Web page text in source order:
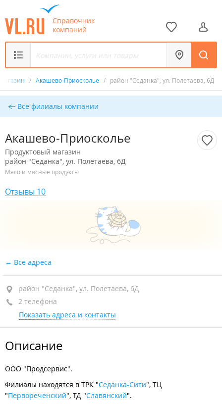
Справочник
компаний
/ Акашево-Приосколье / район "Седанка", ул. Полетаева, 6Д
Все филиалы компании
Акашево-Приосколье
Продуктовый магазин
район "Седанка", ул. Полетаева, 6Д
Мясо и мясные продукты
Отзывы 10
Все адреса
район "Седанка", ул. Полетаева, 6Д
2 телефона
Показать адреса и контакты
Описание
ООО "Продсервис".
Филиалы находятся в ТРК "Седанка-Сити", ТЦ
"Первореченский", ТД "Славянский".